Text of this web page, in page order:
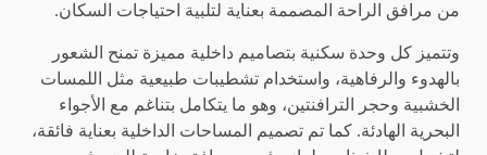
من مرافق الراحة المصممة بعناية لتلبية احتياجات السكان.
وتتميز كل وحدة سكنية بتصاميم داخلية مميزة تمنح الشعور
بالهدوء والرفاهية، واستخدام تشطيبات طبيعية مثل اللمسات
الخشبية وحجر الترافنتين، وهو ما يتكامل بتناغم مع الأجواء
البحرية الهادئة. كما تم تصميم المساحات الداخلية بعناية فائقة،